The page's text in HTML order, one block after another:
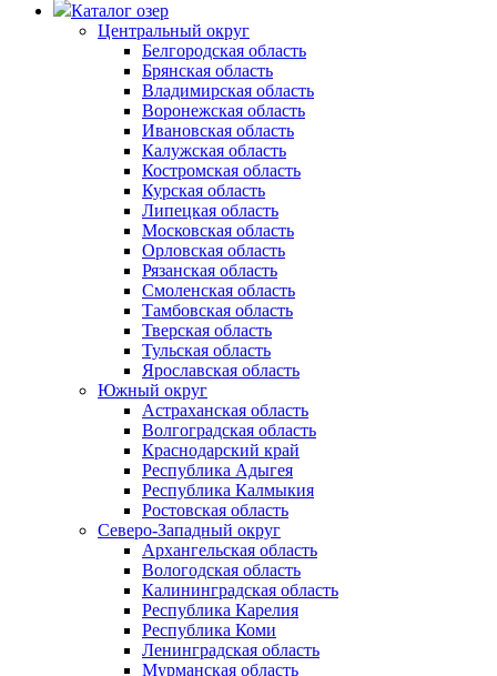
Каталог озер
Центральный округ
Белгородская область
Брянская область
Владимирская область
Воронежская область
Ивановская область
Калужская область
Костромская область
Курская область
Липецкая область
Московская область
Орловская область
Рязанская область
Смоленская область
Тамбовская область
Тверская область
Тульская область
Ярославская область
Южный округ
Астраханская область
Волгоградская область
Краснодарский край
Республика Адыгея
Республика Калмыкия
Ростовская область
Северо-Западный округ
Архангельская область
Вологодская область
Калининградская область
Республика Карелия
Республика Коми
Ленинградская область
Мурманская область